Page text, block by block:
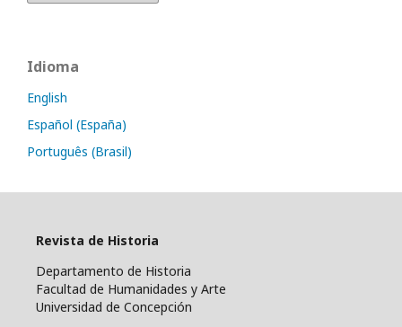
Idioma
English
Español (España)
Português (Brasil)
Revista de Historia
Departamento de Historia
Facultad de Humanidades y Arte
Universidad de Concepción